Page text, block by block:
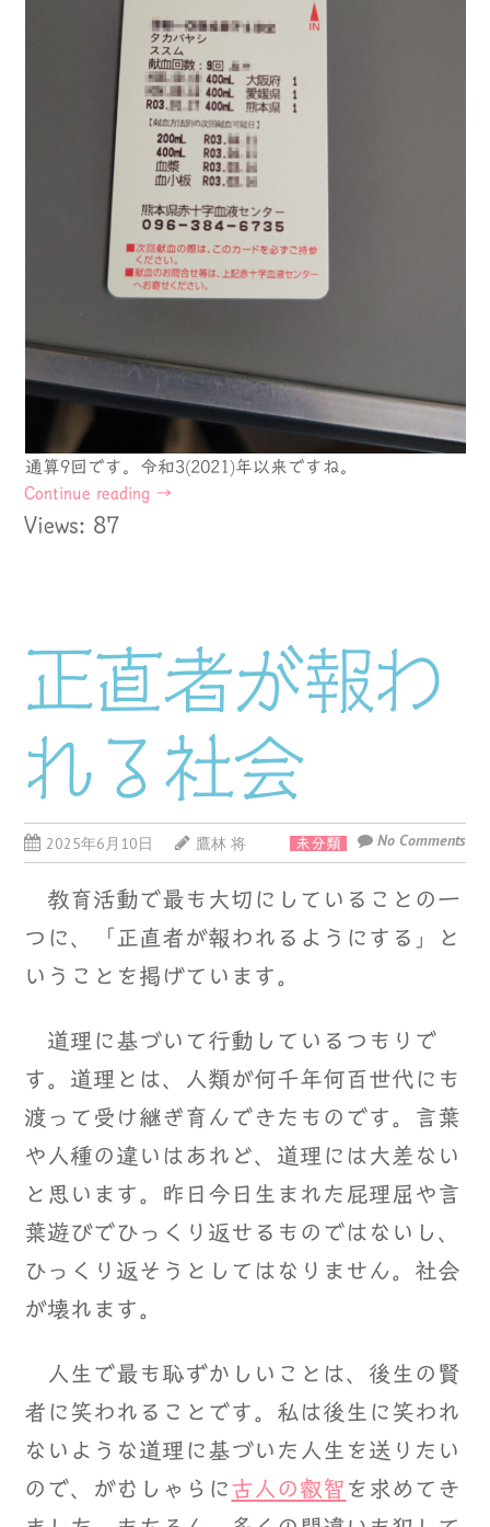
通算9回です。令和3(2021)年以来ですね。
Continue reading →
Views: 87
正直者が報わ
れる社会
2025年6月10日 鷹林 将 未分類 No Comments
教育活動で最も大切にしていることの一
つに、「正直者が報われるようにする」と
いうことを掲げています。
道理に基づいて行動しているつもりで
す。道理とは、人類が何千年何百世代にも
渡って受け継ぎ育んできたものです。言葉
や人種の違いはあれど、道理には大差ない
と思います。昨日今日生まれた屁理屈や言
葉遊びでひっくり返せるものではないし、
ひっくり返そうとしてはなりません。社会
が壊れます。
人生で最も恥ずかしいことは、後生の賢
者に笑われることです。私は後生に笑われ
ないような道理に基づいた人生を送りたい
ので、がむしゃらに 古人の叡智 を求めてき